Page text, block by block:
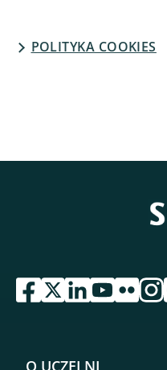
POLITYKA COOKIES
przejdź do serwisu
przejdź do serwisu
przejdź do
przejdź do
przejdź
O UCZELNI